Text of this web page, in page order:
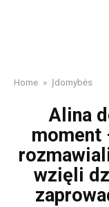
Home » Įdomybės
Alina
moment
wzięli